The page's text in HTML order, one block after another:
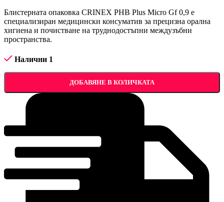
Блистерната опаковка CRINEX PHB Plus Micro Gf 0,9 е
специализиран медицински консуматив за прецизна орална
хигиена и почистване на труднодостъпни междузъбни
пространства.
Налични 1
ДОБАВЯНЕ В КОЛИЧКАТА